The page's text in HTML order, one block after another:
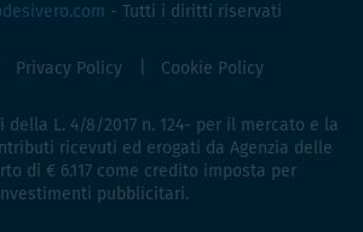
- Tutti i diritti riservati
Privacy Policy Cookie Policy
della L. 4/8/2017 n. 124- per il mercato e la
ricevuti ed erogati da Agenzia delle
di € 6.117 come credito imposta per
pubblicitari.